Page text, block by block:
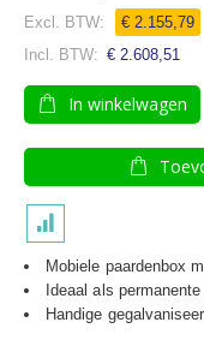
€ 2.155,79
Speciale
€ 2.608,51
In winkelwagen
Mobiele paardenbox
Ideaal als
Handige